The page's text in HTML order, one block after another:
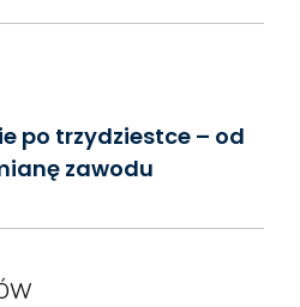
po trzydziestce – od
zawodu